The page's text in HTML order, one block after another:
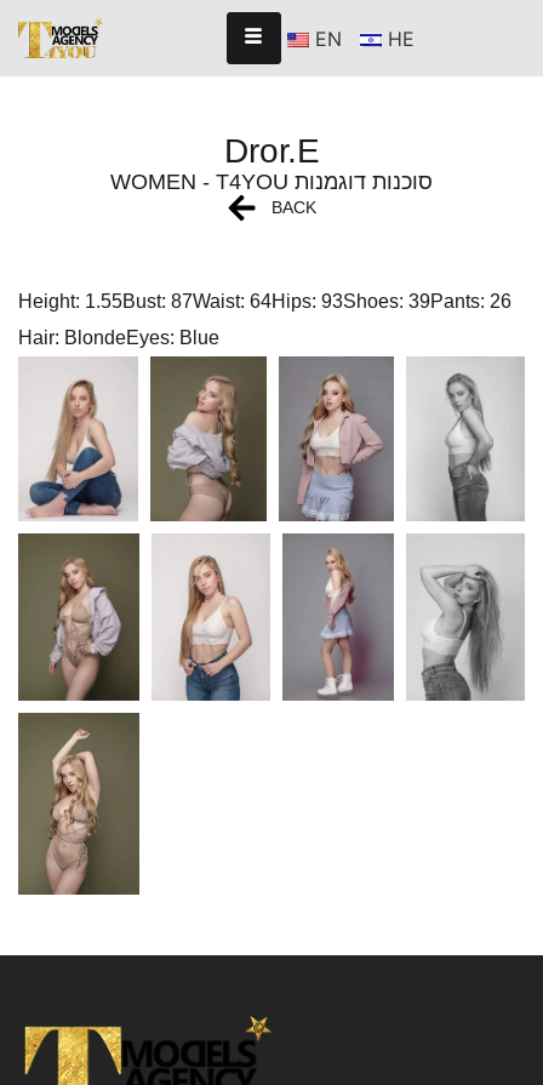
EN HE
Dror.E
WOMEN - T4YOU סוכנות דוגמנות
BACK
Height: 1.55Bust: 87Waist: 64Hips: 93Shoes: 39Pants: 26
Hair: BlondeEyes: Blue